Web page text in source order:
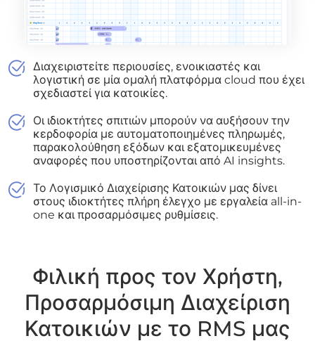
Διαχειριστείτε περιουσίες, ενοικιαστές και
λογιστική σε μία ομαλή πλατφόρμα cloud που έχει
σχεδιαστεί για κατοικίες.
Οι ιδιοκτήτες σπιτιών μπορούν να αυξήσουν την
κερδοφορία με αυτοματοποιημένες πληρωμές,
παρακολούθηση εξόδων και εξατομικευμένες
αναφορές που υποστηρίζονται από AI insights.
Το Λογισμικό Διαχείρισης Κατοικιών μας δίνει
στους ιδιοκτήτες πλήρη έλεγχο με εργαλεία all-in-
one και προσαρμόσιμες ρυθμίσεις.
Φιλική προς τον Χρήστη,
Προσαρμόσιμη Διαχείριση
Κατοικιών με το RMS μας